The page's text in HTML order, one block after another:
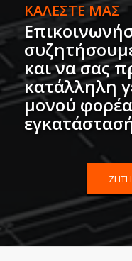
ΚΑΛΕΣΤΕ ΜΑΣ
και να σας
κατάλληλη
μονού